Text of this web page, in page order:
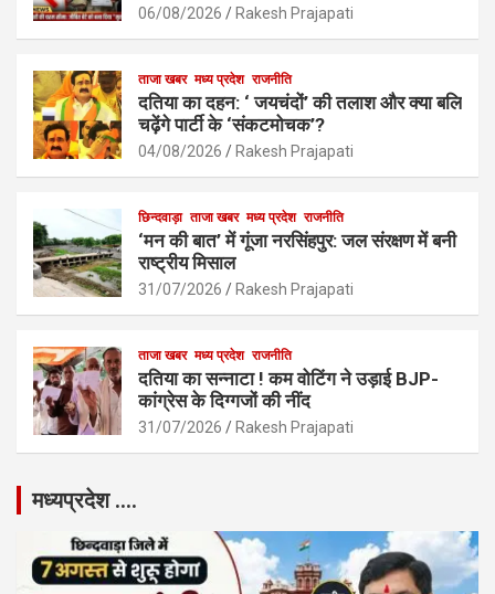
o
k
p
p
06/08/2026 Rakesh Prajapati
ताजा खबर मध्य प्रदेश राजनीति
दतिया का दहन: ‘ जयचंदों’ की तलाश और क्या बलि
चढ़ेंगे पार्टी के ‘संकटमोचक’?
04/08/2026 Rakesh Prajapati
छिन्दवाड़ा ताजा खबर मध्य प्रदेश राजनीति
‘मन की बात’ में गूंजा नरसिंहपुर: जल संरक्षण में बनी
राष्ट्रीय मिसाल
31/07/2026 Rakesh Prajapati
ताजा खबर मध्य प्रदेश राजनीति
दतिया का सन्नाटा ! कम वोटिंग ने उड़ाई BJP-
कांग्रेस के दिग्गजों की नींद
31/07/2026 Rakesh Prajapati
मध्यप्रदेश ….